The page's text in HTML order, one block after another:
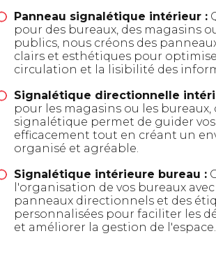
Panneau signalétique intérieur :
pour des bureaux, des magasins
publics, nous créons des
clairs et esthétiques pour
circulation et la lisibilité des
Signalétique directionnelle
pour les magasins ou les bureaux,
signalétique permet de guider
efficacement tout en créant un
organisé et agréable.
Signalétique intérieure bureau :
l'organisation de vos bureaux
panneaux directionnels et des
personnalisées pour faciliter les
et améliorer la gestion de l'espace.